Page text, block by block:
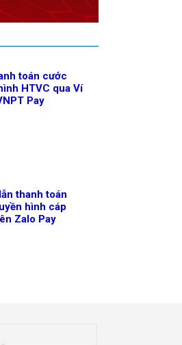
toán cước
HTVC qua Ví
Pay
thanh toán
hình cáp
Zalo Pay